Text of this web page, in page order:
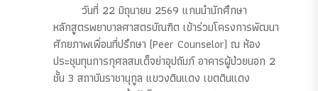
วันที่ 22 มิถุนายน 2569 แกนนำนักศึกษา
หลักสูตรพยาบาลศาสตรบัณฑิต เข้าร่วมโครงการพัฒนา
ศักยภาพเพื่อนที่ปรึกษา (Peer Counselor) ณ ห้อง
ประชุมทุนการกุศลสมเด็จย่าอุปถัมภ์ อาคารผู้ป่วยนอก 2
ชั้น 3 สถาบันราชานุกูล แขวงดินแดง เขตดินแดง